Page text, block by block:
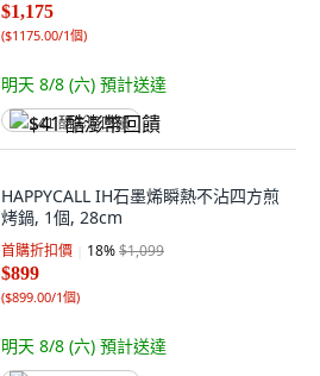
$1,175
($1175.00/1個)
明天 8/8 (六) 預計送達
$41 酷澎幣回饋
HAPPYCALL IH石墨烯瞬熱不沾四方煎
烤鍋, 1個, 28cm
首購折扣價 18%$1,099
$899
($899.00/1個)
明天 8/8 (六) 預計送達